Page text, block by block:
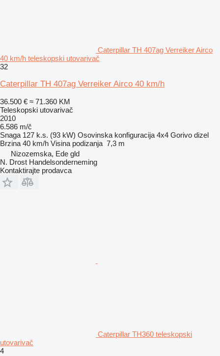
Caterpillar TH 407ag Verreiker Airco
40 km/h teleskopski utovarivač
32
Caterpillar TH 407ag Verreiker Airco 40 km/h
36.500 € ≈ 71.360 KM
Teleskopski utovarivač
2010
6.586 m/č
Snaga 127 k.s. (93 kW) Osovinska konfiguracija 4x4 Gorivo dizel
Brzina 40 km/h Visina podizanja 7,3 m
Nizozemska, Ede gld
N. Drost Handelsonderneming
Kontaktirajte prodavca
Caterpillar TH360 teleskopski
utovarivač
4